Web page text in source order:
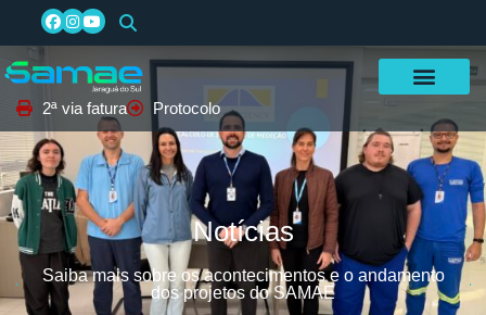
2ª via fatura Protocolo
Notícias
Saiba mais sobre os acontecimentos e o andamento
dos projetos do SAMAE